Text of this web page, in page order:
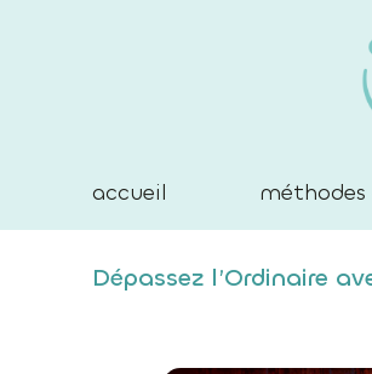
accueil
Dépassez l’Ordinaire